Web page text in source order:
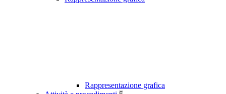
Rappresentazione grafica